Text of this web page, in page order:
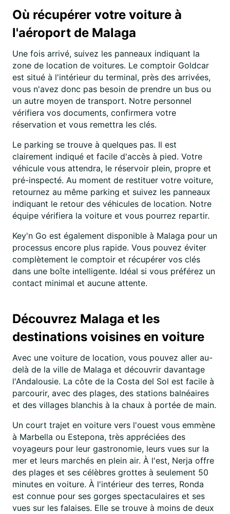
Où récupérer votre voiture à
l'aéroport de Malaga
Une fois arrivé, suivez les panneaux indiquant la
zone de location de voitures. Le comptoir Goldcar
est situé à l'intérieur du terminal, près des arrivées,
vous n'avez donc pas besoin de prendre un bus ou
un autre moyen de transport. Notre personnel
vérifiera vos documents, confirmera votre
réservation et vous remettra les clés.
Le parking se trouve à quelques pas. Il est
clairement indiqué et facile d'accès à pied. Votre
véhicule vous attendra, le réservoir plein, propre et
pré-inspecté. Au moment de restituer votre voiture,
retournez au même parking et suivez les panneaux
indiquant le retour des véhicules de location. Notre
équipe vérifiera la voiture et vous pourrez repartir.
Key'n Go est également disponible à Malaga pour un
processus encore plus rapide. Vous pouvez éviter
complètement le comptoir et récupérer vos clés
dans une boîte intelligente. Idéal si vous préférez un
contact minimal et aucune attente.
Découvrez Malaga et les
destinations voisines en voiture
Avec une voiture de location, vous pouvez aller au-
delà de la ville de Malaga et découvrir davantage
l'Andalousie. La côte de la Costa del Sol est facile à
parcourir, avec des plages, des stations balnéaires
et des villages blanchis à la chaux à portée de main.
Un court trajet en voiture vers l'ouest vous emmène
à Marbella ou Estepona, très appréciées des
voyageurs pour leur gastronomie, leurs vues sur la
mer et leurs marchés en plein air. À l'est, Nerja offre
des plages et ses célèbres grottes à seulement 50
minutes en voiture. À l'intérieur des terres, Ronda
est connue pour ses gorges spectaculaires et ses
vues sur les falaises. Elle se trouve à moins de deux